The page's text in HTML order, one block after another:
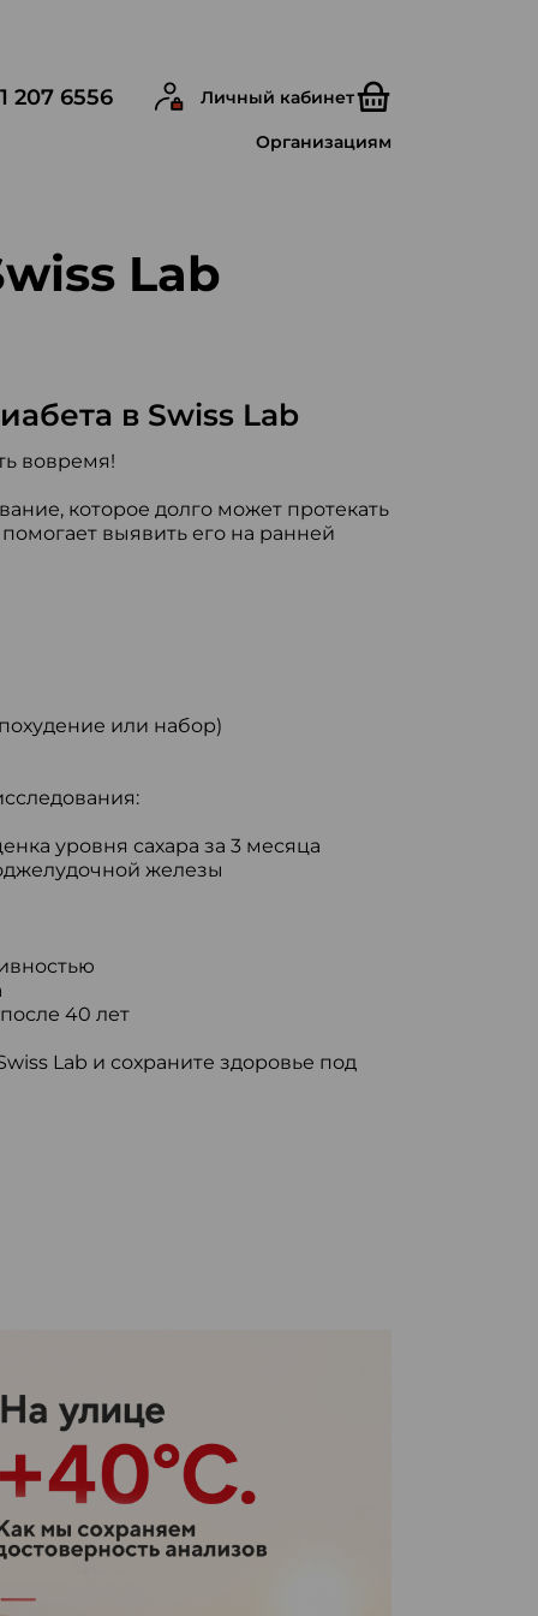
207 6556 Личный кабинет
Организациям
Lab
в Swiss Lab
вовремя!
которое долго может протекать
выявить его на ранней
или набор)
уровня сахара за 3 месяца
железы
40 лет
Lab и сохраните здоровье под